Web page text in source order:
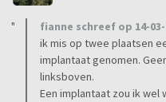
fianne schreef op 14-03-
ik mis op twee plaatsen
implantaat genomen.
linksboven.
Een implantaat zou ik